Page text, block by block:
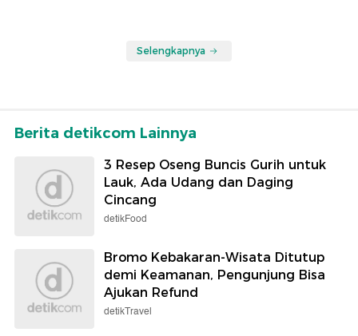
Selengkapnya
Berita detikcom Lainnya
3 Resep Oseng Buncis Gurih untuk
Lauk, Ada Udang dan Daging
Cincang
detikFood
Bromo Kebakaran-Wisata Ditutup
demi Keamanan, Pengunjung Bisa
Ajukan Refund
detikTravel